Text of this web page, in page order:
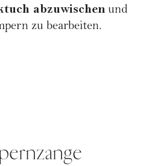
abzuwischen und
zu bearbeiten.